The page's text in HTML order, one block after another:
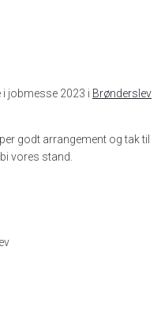
i jobmesse 2023 i Brønderslev
godt arrangement og tak til
vores stand.